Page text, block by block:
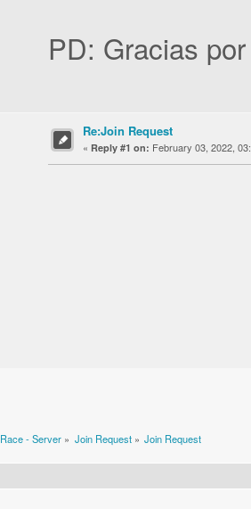
PD: Gracias
Re:Join Request
« Reply #1 on: February 03, 2022,
Race - Server » Join Request» Join Request